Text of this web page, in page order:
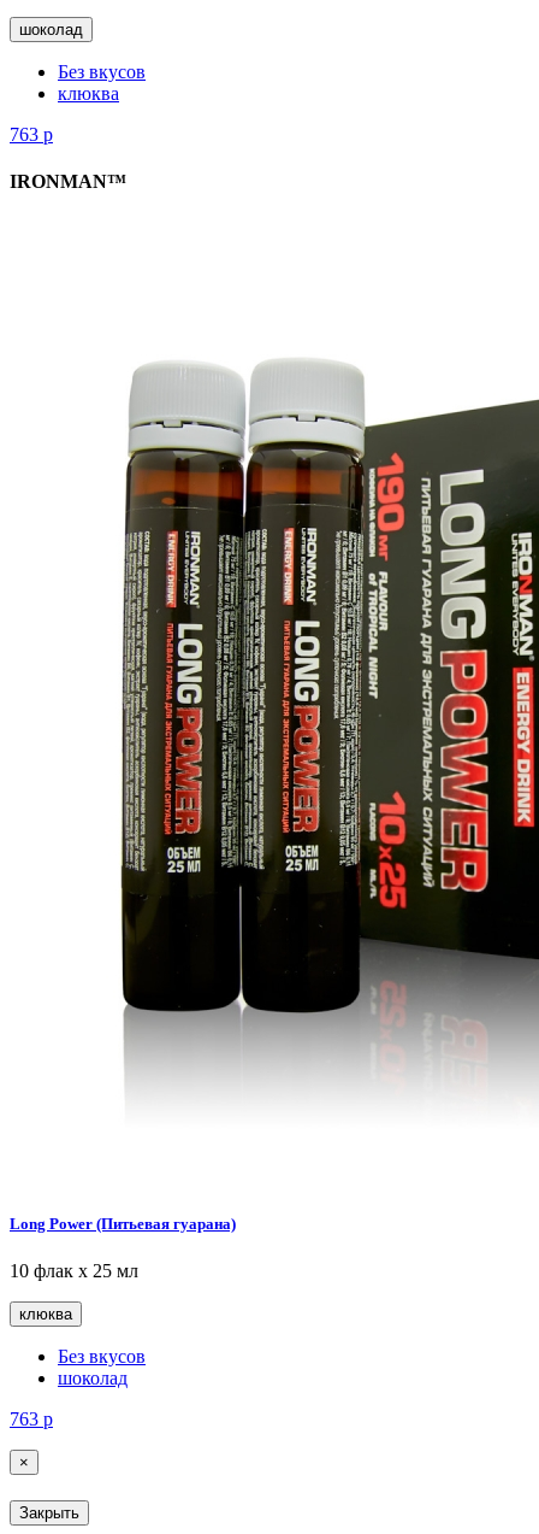
шоколад
Без вкусов
клюква
763 р
IRONMAN™
Long Power (Питьевая гуарана)
10 флак х 25 мл
клюква
Без вкусов
шоколад
763 р
×
Закрыть